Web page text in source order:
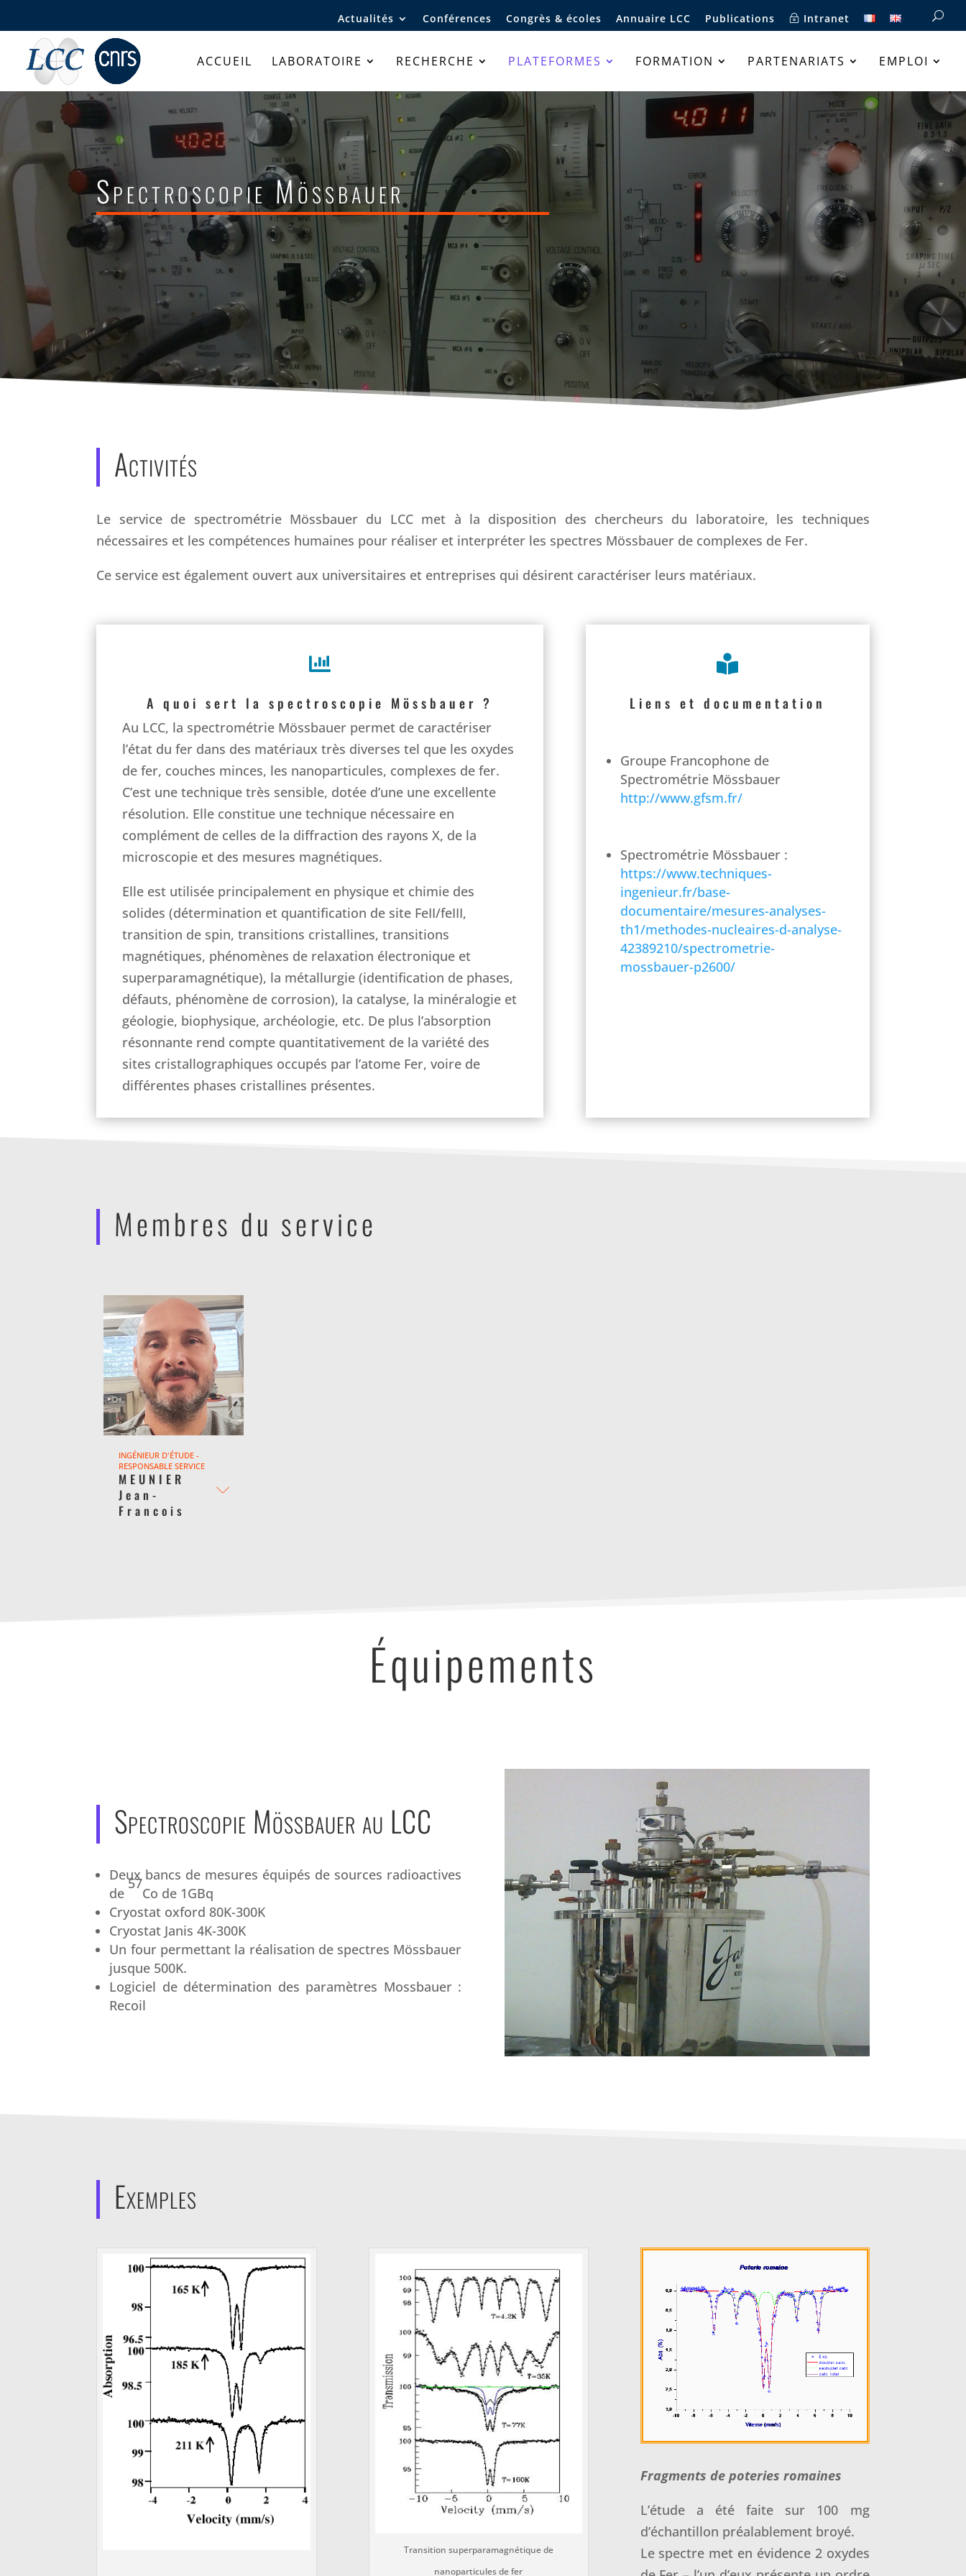
Actualités Conférences Congrès & écoles Annuaire LCC Publications Intranet
ACCUEIL LABORATOIRE RECHERCHE PLATEFORMES FORMATION PARTENARIATS EMPLOI
Spectroscopie Mössbauer LCC
Activités
Le service de spectrométrie Mössbauer du LCC met à la disposition des chercheurs du laboratoire, les techniques
nécessaires et les compétences humaines pour réaliser et interpréter les spectres Mössbauer de complexes de Fer.
Ce service est également ouvert aux universitaires et entreprises qui désirent caractériser leurs matériaux.

A quoi sert la spectroscopie Mössbauer ?
Au LCC, la spectrométrie Mössbauer permet de caractériser
l’état du fer dans des matériaux très diverses tel que les oxydes
de fer, couches minces, les nanoparticules, complexes de fer.
C’est une technique très sensible, dotée d’une une excellente
résolution. Elle constitue une technique nécessaire en
complément de celles de la diffraction des rayons X, de la
microscopie et des mesures magnétiques.
Elle est utilisée principalement en physique et chimie des
solides (détermination et quantification de site FeII/feIII,
transition de spin, transitions cristallines, transitions
magnétiques, phénomènes de relaxation électronique et
superparamagnétique), la métallurgie (identification de phases,
défauts, phénomène de corrosion), la catalyse, la minéralogie et
géologie, biophysique, archéologie, etc. De plus l’absorption
résonnante rend compte quantitativement de la variété des
sites cristallographiques occupés par l’atome Fer, voire de
différentes phases cristallines présentes.

Liens et documentation
Groupe Francophone de
Spectrométrie Mössbauer
http://www.gfsm.fr/
Spectrométrie Mössbauer :
https://www.techniques-
ingenieur.fr/base-
documentaire/mesures-analyses-
th1/methodes-nucleaires-d-analyse-
42389210/spectrometrie-
mossbauer-p2600/
Membres du service
INGÉNIEUR D'ÉTUDE -
RESPONSABLE SERVICE
MEUNIER
Jean-
Francois
Équipements
Spectroscopie Mössbauer au LCC
Deux bancs de mesures équipés de sources radioactives
de
57
Co de 1GBq
Cryostat oxford 80K-300K
Cryostat Janis 4K-300K
Un four permettant la réalisation de spectres Mössbauer
jusque 500K.
Logiciel de détermination des paramètres Mossbauer :
Recoil
Exemples
Transition superparamagnétique de
nanoparticules de fer
Fragments de poteries romaines
L’étude a été faite sur 100 mg
d’échantillon préalablement broyé.
Le spectre met en évidence 2 oxydes